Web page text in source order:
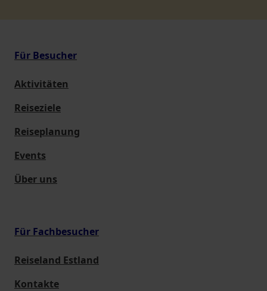
Für Besucher
Aktivitäten
Reiseziele
Reiseplanung
Events
Über uns
Für Fachbesucher
Reiseland Estland
Kontakte